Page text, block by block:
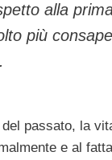
alla
più
passato, la
e al